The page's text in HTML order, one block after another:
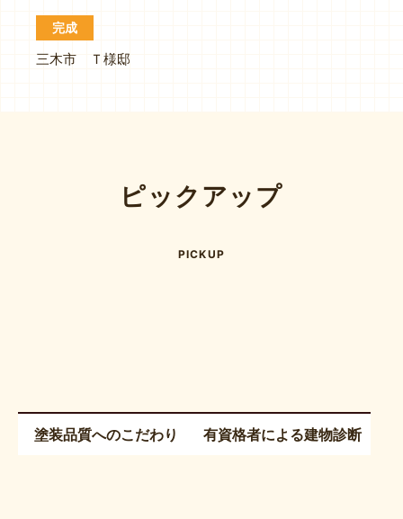
完成
三木市 Ｔ様邸
ピックアップ
PICKUP
塗装品質へのこだわり 有資格者による建物診断